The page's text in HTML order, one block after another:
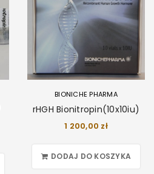
BIONICHE PHARMA
rHGH Bionitropin(10x10iu)
1 200,00 zł
DODAJ DO KOSZYKA